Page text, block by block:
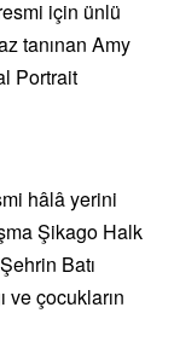
için ünlü
tanınan Amy
Portrait
hâlâ yerini
Şikago Halk
Batı
ve çocukların